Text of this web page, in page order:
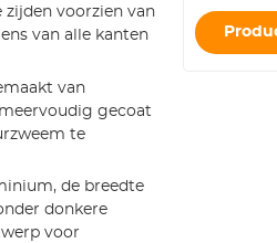
zijden voorzien van
van alle kanten
van
gecoat
te
de breedte
donkere
voor